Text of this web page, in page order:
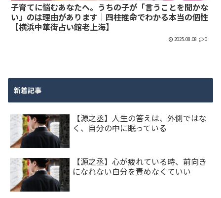
子育てに悩むあなたへ。うちの子が「言うことを聞かな
い」のは理由があります｜四柱推命でわかる本当の個性
【横浜中華街占い館老上海】
2025.08.08 0
新着記事
【源之丞】人生の答えは、外側ではな
く、自分の中に眠っている
【源之丞】心が疲れている時、前向き
になれない自分を責めなくていい